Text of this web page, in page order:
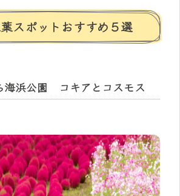
スポットおすすめ５選
海浜公園 コキアとコスモス